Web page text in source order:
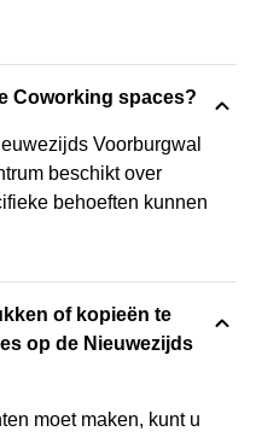
Coworking spaces?
Voorburgwal
beschikt over
behoeften kunnen
of kopieën te
op de Nieuwezijds
moet maken, kunt u